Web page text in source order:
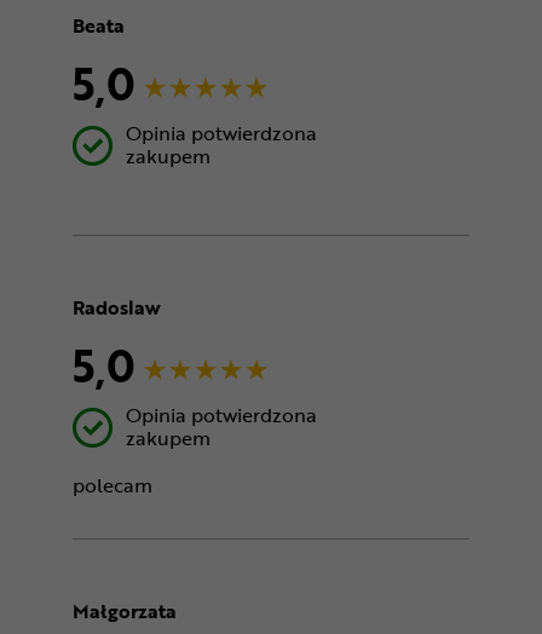
Beata
5,0
Opinia potwierdzona
zakupem
Radoslaw
5,0
Opinia potwierdzona
zakupem
polecam
Małgorzata